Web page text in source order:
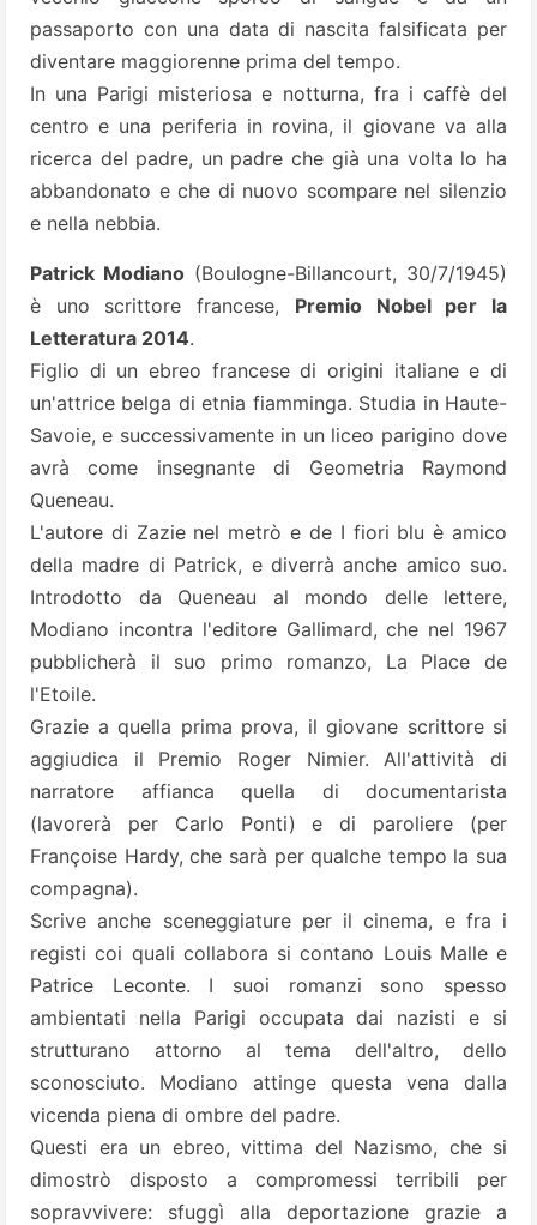
passaporto con una data di nascita falsificata per
diventare maggiorenne prima del tempo.
In una Parigi misteriosa e notturna, fra i caffè del
centro e una periferia in rovina, il giovane va alla
ricerca del padre, un padre che già una volta lo ha
abbandonato e che di nuovo scompare nel silenzio
e nella nebbia.
Patrick Modiano (Boulogne-Billancourt, 30/7/1945)
è uno scrittore francese, Premio Nobel per la
Letteratura 2014.
Figlio di un ebreo francese di origini italiane e di
un'attrice belga di etnia fiamminga. Studia in Haute-
Savoie, e successivamente in un liceo parigino dove
avrà come insegnante di Geometria Raymond
Queneau.
L'autore di Zazie nel metrò e de I fiori blu è amico
della madre di Patrick, e diverrà anche amico suo.
Introdotto da Queneau al mondo delle lettere,
Modiano incontra l'editore Gallimard, che nel 1967
pubblicherà il suo primo romanzo, La Place de
l'Etoile.
Grazie a quella prima prova, il giovane scrittore si
aggiudica il Premio Roger Nimier. All'attività di
narratore affianca quella di documentarista
(lavorerà per Carlo Ponti) e di paroliere (per
Françoise Hardy, che sarà per qualche tempo la sua
compagna).
Scrive anche sceneggiature per il cinema, e fra i
registi coi quali collabora si contano Louis Malle e
Patrice Leconte. I suoi romanzi sono spesso
ambientati nella Parigi occupata dai nazisti e si
strutturano attorno al tema dell'altro, dello
sconosciuto. Modiano attinge questa vena dalla
vicenda piena di ombre del padre.
Questi era un ebreo, vittima del Nazismo, che si
dimostrò disposto a compromessi terribili per
sopravvivere: sfuggì alla deportazione grazie a